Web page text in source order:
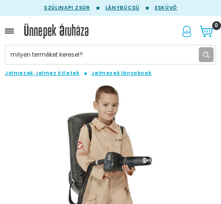
SZÜLINAPI ZSÚR LÁNYBÚCSÚ ESKÜVŐ
0
Jelmezek, jelmez ötletek Jelmezek lányoknak